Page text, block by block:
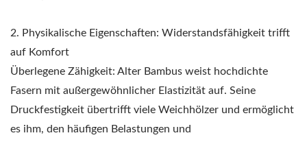
2. Physikalische Eigenschaften: Widerstandsfähigkeit trifft
auf Komfort
Überlegene Zähigkeit: Alter Bambus weist hochdichte
Fasern mit außergewöhnlicher Elastizität auf. Seine
Druckfestigkeit übertrifft viele Weichhölzer und ermöglicht
es ihm, den häufigen Belastungen und